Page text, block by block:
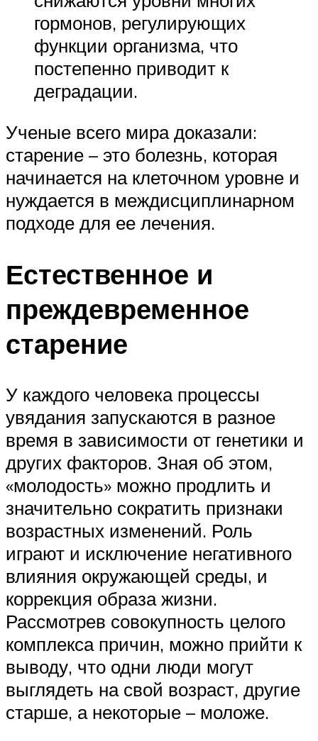
гормонов, регулирующих
функции организма, что
постепенно приводит к
деградации.
Ученые всего мира доказали:
старение – это болезнь, которая
начинается на клеточном уровне и
нуждается в междисциплинарном
подходе для ее лечения.
Естественное и
преждевременное
старение
У каждого человека процессы
увядания запускаются в разное
время в зависимости от генетики и
других факторов. Зная об этом,
«молодость» можно продлить и
значительно сократить признаки
возрастных изменений. Роль
играют и исключение негативного
влияния окружающей среды, и
коррекция образа жизни.
Рассмотрев совокупность целого
комплекса причин, можно прийти к
выводу, что одни люди могут
выглядеть на свой возраст, другие
старше, а некоторые – моложе.